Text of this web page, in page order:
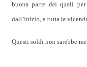
buona parte dei quali
dall’inizio, a tutta la
Questi soldi non sarebbe